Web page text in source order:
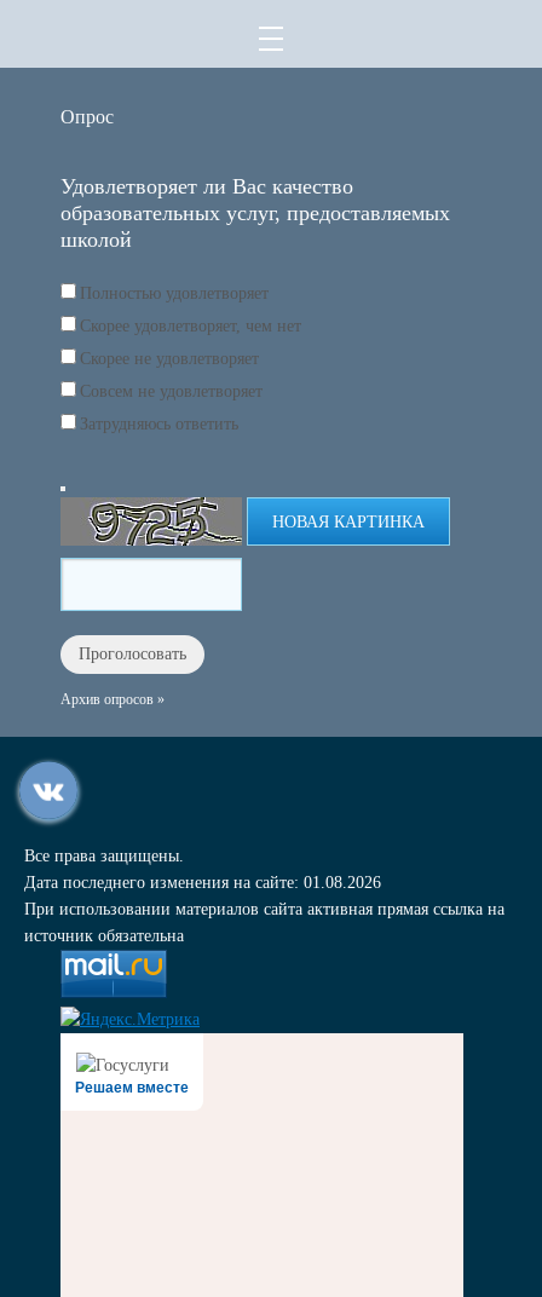
Опрос
Удовлетворяет ли Вас качество
образовательных услуг, предоставляемых
школой
Полностью удовлетворяет
Скорее удовлетворяет, чем нет
Скорее не удовлетворяет
Совсем не удовлетворяет
Затрудняюсь ответить
НОВАЯ КАРТИНКА
Архив опросов »
Все права защищены.
Дата последнего изменения на сайте: 01.08.2026
При использовании материалов сайта активная прямая ссылка на
источник обязательна
Решаем вместе